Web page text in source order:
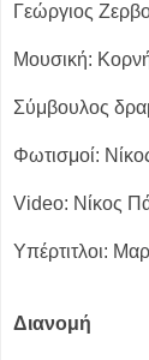
Γεώργιος
Μουσική:
Σύμβουλος
Φωτισμοί:
Video: Νίκος
Υπέρτιτλοι:
Διανομή